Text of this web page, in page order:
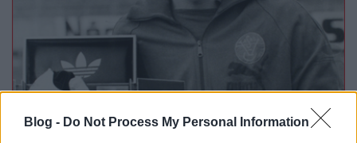
Blog - Do Not Process My Personal Information